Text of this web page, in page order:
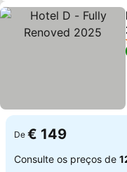
De € 149
Consulte os preços de